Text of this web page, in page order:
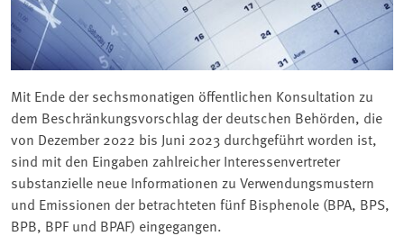
Mit Ende der sechsmonatigen öffentlichen Konsultation zu
dem Beschränkungsvorschlag der deutschen Behörden, die
von Dezember 2022 bis Juni 2023 durchgeführt worden ist,
sind mit den Eingaben zahlreicher Interessenvertreter
substanzielle neue Informationen zu Verwendungsmustern
und Emissionen der betrachteten fünf Bisphenole (BPA, BPS,
BPB, BPF und BPAF) eingegangen.